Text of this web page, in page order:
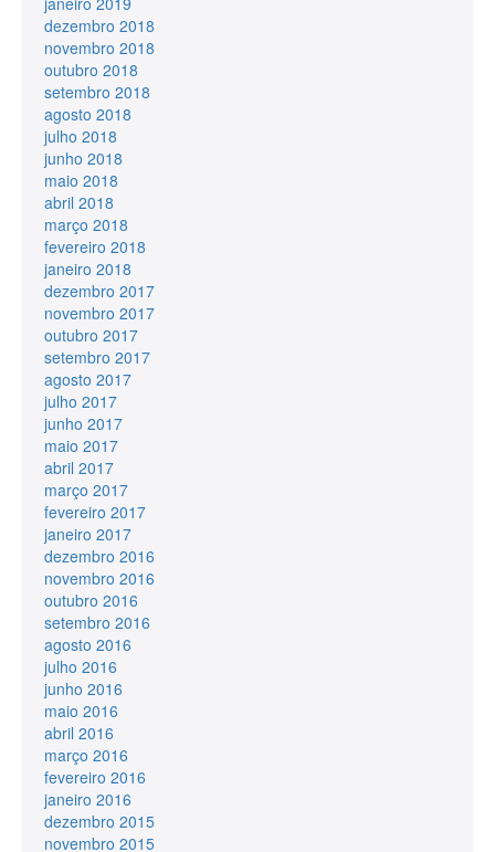
dezembro 2018
novembro 2018
outubro 2018
setembro 2018
agosto 2018
julho 2018
junho 2018
maio 2018
abril 2018
março 2018
fevereiro 2018
janeiro 2018
dezembro 2017
novembro 2017
outubro 2017
setembro 2017
agosto 2017
julho 2017
junho 2017
maio 2017
abril 2017
março 2017
fevereiro 2017
janeiro 2017
dezembro 2016
novembro 2016
outubro 2016
setembro 2016
agosto 2016
julho 2016
junho 2016
maio 2016
abril 2016
março 2016
fevereiro 2016
janeiro 2016
dezembro 2015
novembro 2015